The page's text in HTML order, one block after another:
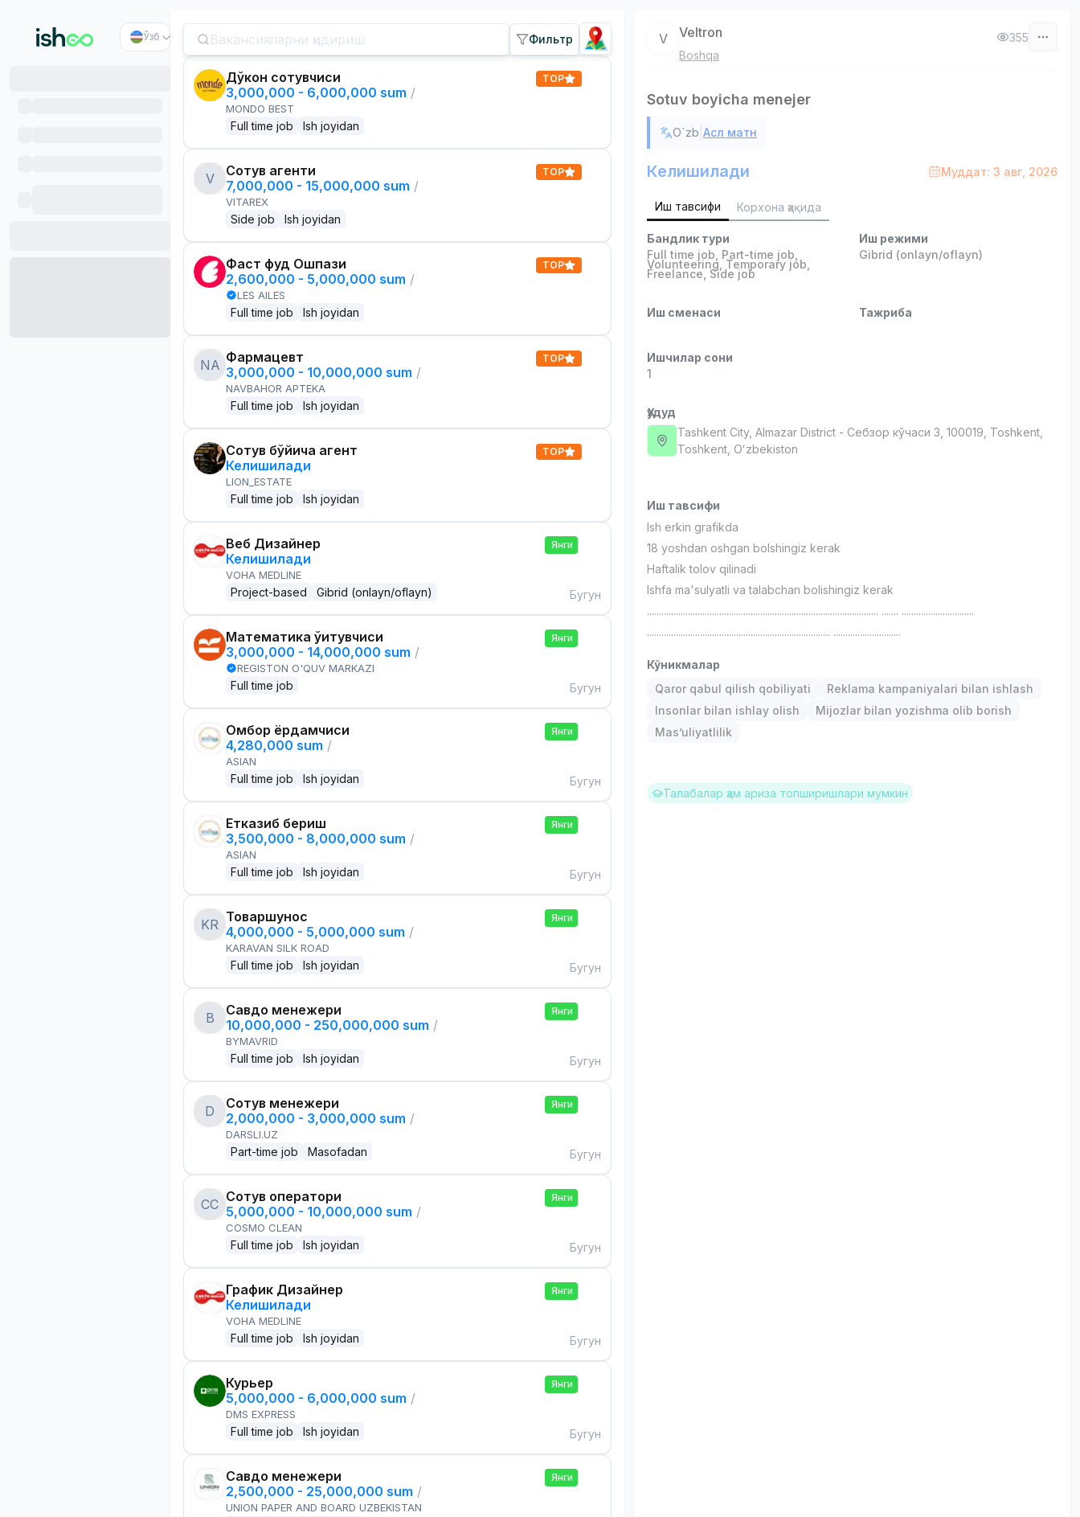
Ўзб Фильтр
Дўкон сотувчиси
3,000,000 - 6,000,000 sum /
MONDO BEST
Full time job Ish joyidan
TOP
V
Сотув агенти
7,000,000 - 15,000,000 sum /
VITAREX
Side job Ish joyidan
TOP
Фаст фуд Ошпази
2,600,000 - 5,000,000 sum /
LES AILES
Full time job Ish joyidan
TOP
NA Фармацевт
3,000,000 - 10,000,000 sum /
NAVBAHOR APTEKA
Full time job Ish joyidan
TOP
Сотув бўйича агент
Келишилади
LION_ESTATE
Full time job Ish joyidan
TOP
Веб Дизайнер
Келишилади
VOHA MEDLINE
Project-based Gibrid (onlayn/oflayn)
Янги
Бугун
Математика ўқитувчиси
3,000,000 - 14,000,000 sum /
REGISTON O'QUV MARKAZI
Full time job
Янги
Бугун
Омбор ёрдамчиси
4,280,000 sum /
ASIAN
Full time job Ish joyidan
Янги
Бугун
Етказиб бериш
3,500,000 - 8,000,000 sum /
ASIAN
Full time job Ish joyidan
Янги
Бугун
KR Товаршунос
4,000,000 - 5,000,000 sum /
KARAVAN SILK ROAD
Full time job Ish joyidan
Янги
Бугун
B
Савдо менежери
10,000,000 - 250,000,000 sum /
BYMAVRID
Full time job Ish joyidan
Янги
Бугун
D
Сотув менежери
2,000,000 - 3,000,000 sum /
DARSLI.UZ
Part-time job Masofadan
Янги
Бугун
CC Сотув оператори
5,000,000 - 10,000,000 sum /
COSMO CLEAN
Full time job Ish joyidan
Янги
Бугун
График Дизайнер
Келишилади
VOHA MEDLINE
Full time job Ish joyidan
Янги
Бугун
Курьер
5,000,000 - 6,000,000 sum /
DMS EXPRESS
Full time job Ish joyidan
Янги
Бугун
Савдо менежери
2,500,000 - 25,000,000 sum /
UNION PAPER AND BOARD UZBEKISTAN
Янги
V Veltron
Boshqa
355
Sotuv boyicha menejer
O`zb |Асл матн
Келишилади Муддат: 3 авг, 2026
Иш тавсифи Корхона ҳақида
Бандлик тури
Full time job Part-time job
Volunteering Temporary job
Freelance Side job
Иш режими
Gibrid (onlayn/oflayn)
Иш сменаси Тажриба
Ишчилар сони
1
Ҳудуд
Tashkent City, Almazar District - Себзор кўчаси 3, 100019, Тоshkent,
Toshkent, Oʻzbekiston
Иш тавсифи
Ish erkin grafikda
18 yoshdan oshgan bolshingiz kerak
Haftalik tolov qilinadi
Ishfa ma'sulyatli va talabchan bolishingiz kerak
................................................................................................ ....... ..............................
............................................................................ ............................
Кўникмалар
Qaror qabul qilish qobiliyati
Reklama kampaniyalari bilan ishlash
Insonlar bilan ishlay olish
Mijozlar bilan yozishma olib borish
Mas’uliyatlilik
Талабалар ҳам ариза топширишлари мумкин